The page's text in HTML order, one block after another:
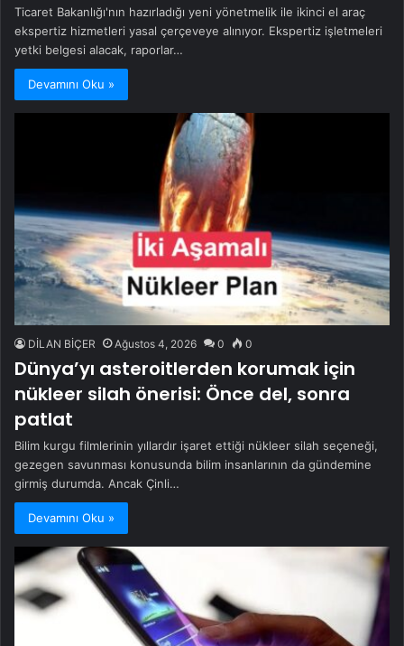
Ticaret Bakanlığı'nın hazırladığı yeni yönetmelik ile ikinci el araç
ekspertiz hizmetleri yasal çerçeveye alınıyor. Ekspertiz işletmeleri
yetki belgesi alacak, raporlar…
Devamını Oku »
DİLAN BİÇER Ağustos 4, 2026 0 0
Dünya’yı asteroitlerden korumak için
nükleer silah önerisi: Önce del, sonra
patlat
Bilim kurgu filmlerinin yıllardır işaret ettiği nükleer silah seçeneği,
gezegen savunması konusunda bilim insanlarının da gündemine
girmiş durumda. Ancak Çinli…
Devamını Oku »